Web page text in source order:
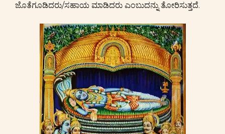
ಜೊತೆಗೂಡಿದರು/ಸಹಾಯ ಮಾಡಿದರು ಎಂಬುದನ್ನು ತೋರಿಸುತ್ತದೆ.